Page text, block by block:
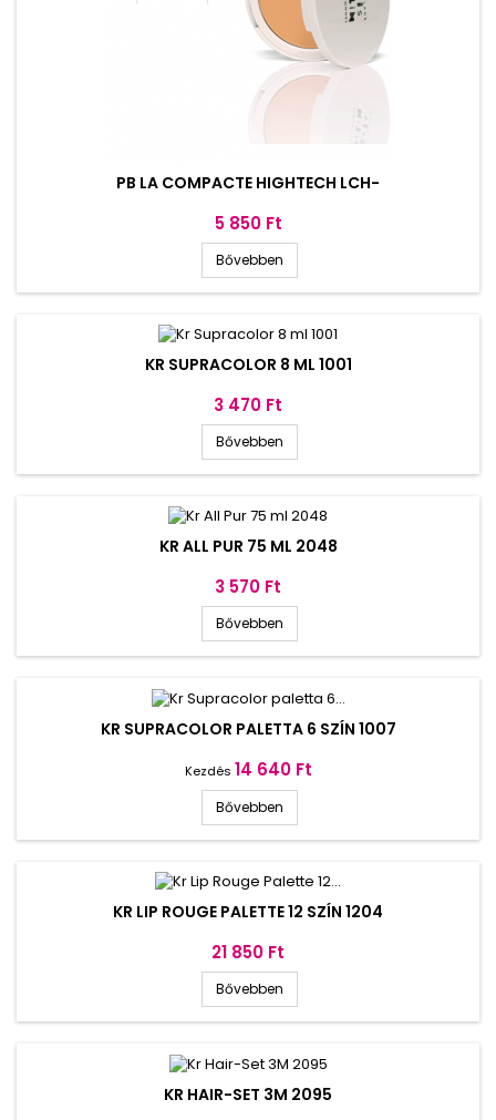
PB LA COMPACTE HIGHTECH LCH-
Ár
5 850 Ft
Bővebben
KR SUPRACOLOR 8 ML 1001
Ár
3 470 Ft
Bővebben
KR ALL PUR 75 ML 2048
Ár
3 570 Ft
Bővebben
KR SUPRACOLOR PALETTA 6 SZÍN 1007
Kezdés Ár
14 640 Ft
Bővebben
KR LIP ROUGE PALETTE 12 SZÍN 1204
Ár
21 850 Ft
Bővebben
KR HAIR-SET 3M 2095